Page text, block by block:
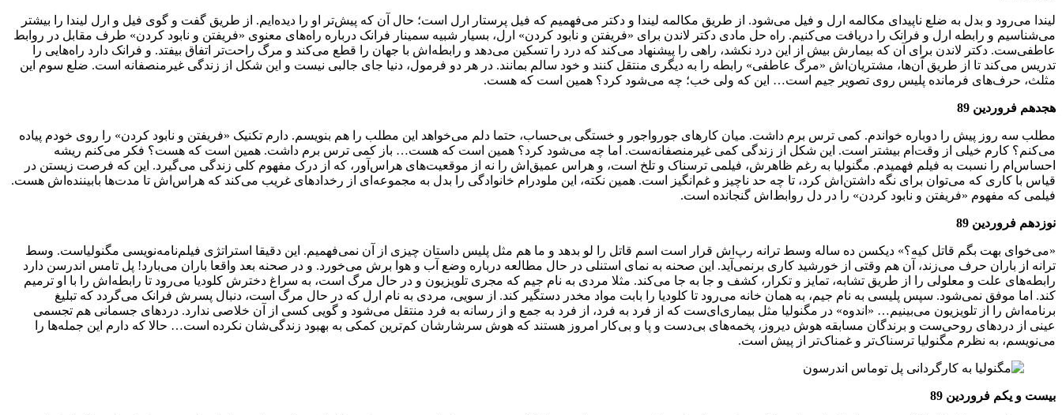
لیندا می‌رود و بدل به ضلع ناپیدای مکالمه ارل و فیل می‌شود. از طریق مکالمه لیندا و دکتر می‌فهمیم که فیل پرستار ارل است؛ حال آن که پیش‌تر او را دیده‌ایم. از طریق گفت و گوی فیل و ارل لیندا را بیشتر
می‌شناسیم و رابطه ارل و فرانک را دریافت می‌کنیم. راه حل مادی دکتر لاندن برای «فریفتن و نابود کردن» ارل، بسیار شبیه سمینار فرانک درباره راه‌های معنوی «فریفتن و نابود کردن» طرف مقابل در روابط
عاطفی‌ست. دکتر لاندن برای آن که بیمارش بیش از این درد نکشد، راهی را پیشنهاد می‌کند که درد را تسکین می‌دهد و رابطه‌اش با جهان را قطع می‌کند و مرگ راحت‌تر اتفاق بیفتد. و فرانک دارد راه‌هایی را
تدریس می‌کند تا از طریق آن‌ها، مشتریان‌اش «مرگ عاطفی» رابطه را به دیگری منتقل کنند و خود سالم بمانند. در هر دو فرمول، دنیا جای جالبی نیست و این شکل از زندگی غیرمنصفانه است. ضلع سوم این
مثلث، حرف‌های فرمانده پلیس روی تصویر جیم است… این که ولی خب؛ چه می‌شود کرد؟ همین است که هست.
هجدهم فروردین 89
مطلب سه روز پیش را دوباره خواندم. کمی ترس برم داشت. میان کارهای جورواجور و خستگی بی‌حساب، حتما دلم می‌خواهد این مطلب را هم بنویسم. دارم تکنیک «فریفتن و نابود کردن» را روی خودم پیاده
می‌کنم؟ کارم خیلی از وقت‌ام بیشتر است. این شکل از زندگی کمی غیرمنصفانه‌ست. اما چه می‌شود کرد؟ همین است که هست… باز کمی ترس برم داشت. همین است که هست؟ فکر می‌کنم ریشه
احساس‌ام را نسبت به فیلم فهمیدم. مگنولیا به رغم ظاهرش، فیلمی ترسناک و تلخ است، و هراس عمیق‌اش را نه از موقعیت‌های هراس‌آور، که از درک مفهوم کلی زندگی می‌گیرد. این که فرصت زیستن در
قیاس با کاری که می‌توان برای نگه داشتن‌اش کرد، تا چه حد ناچیز و غم‌انگیز است. همین نکته، این ملودرام خانوادگی را بدل به مجموعه‌ای از رخدادهای غریب می‌کند که هراس‌اش تا مدت‌ها بابیننده‌اش هست.
فیلمی که مفهوم «فریفتن و نابود کردن» را در دل روابط‌‌اش گنجانده است.
نوزدهم فروردین 89
«می‌خوای بهت بگم قاتل کیه؟» دیکسن ده ساله وسط ترانه رپ‌اش قرار است اسم قاتل را لو بدهد و ما هم مثل پلیس داستان چیزی از آن نمی‌فهمیم. این دقیقا استراتژی فیلم‌نامه‌نویسی مگنولیا‌ست. وسط
ترانه از باران حرف می‌زند، آن هم وقتی از خورشید کاری برنمی‌آید. این صحنه به نمای استنلی در حال مطالعه درباره وضع آب و هوا برش می‌خورد. و در صحنه بعد واقعا باران می‌بارد! پل تامس اندرسن دارد
رابطه‌های علت و معلولی را از طریق تشابه، تمایز و تکرار، کشف و جا به جا می‌کند. مثلا مردی به نام جیم که مجری تلویزیون و در حال مرگ است، به سراغ دخترش کلودیا می‌رود تا رابطه‌اش را با او ترمیم
کند. اما موفق نمی‌شود. سپس پلیسی به نام جیم، به همان خانه می‌رود تا کلودیا را بابت مواد مخدر دستگیر کند. از سویی، مردی به نام ارل که در حال مرگ است، دنبال پسرش فرانک می‌گردد که تبلیغ
برنامه‌اش را از تلویزیون می‌بینیم… «اندوه» در مگنولیا مثل بیماری‌ای‌ست که از فرد به فرد، از فرد به جمع و از رسانه به فرد منتقل می‌شود و گویی کسی از آن خلاصی ندارد. دردهای جسمانی هم تجسمی
عینی از دردهای روحی‌ست و برندگان مسابقه هوش دیروز، پخمه‌های بی‌دست و پا و بی‌کار امروز هستند که هوش سرشارشان کم‌ترین کمکی به بهبود زندگی‌شان نکرده است… حالا که دارم این جمله‌ها را
می‌نویسم، به نظرم مگنولیا ترسناک‌تر و غمناک‌تر از پیش است.
بیست و یکم فروردین 89